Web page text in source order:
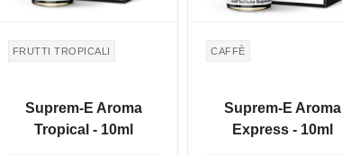
FRUTTI TROPICALI
Suprem-E Aroma
Tropical - 10ml
CAFFÈ
Suprem-E Aroma
Express - 10ml